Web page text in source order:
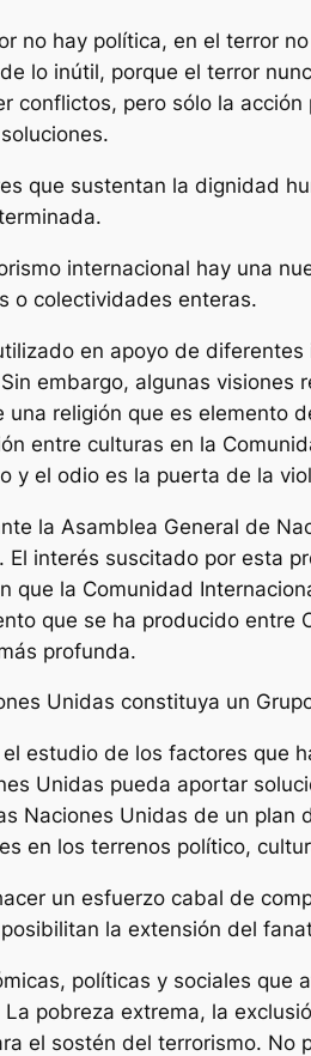
no hay política, en el terror
lo inútil, porque el terror
conflictos, pero sólo la
que sustentan la dignidad
internacional hay una
o colectividades enteras.
en apoyo de
embargo, algunas
religión que es elemento
entre culturas en la
y el odio es la puerta de la
la Asamblea General de
interés suscitado por esta
que la Comunidad
que se ha producido entre
profunda.
Unidas constituya un
estudio de los factores que
Unidas pueda aportar
Naciones Unidas de un plan
en los terrenos político,
un esfuerzo cabal de
la extensión del
políticas y sociales
pobreza extrema, la
el sostén del terrorismo. No